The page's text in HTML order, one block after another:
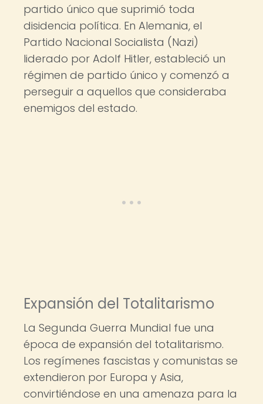
partido único que suprimió toda
disidencia política. En Alemania, el
Partido Nacional Socialista (Nazi)
liderado por Adolf Hitler, estableció un
régimen de partido único y comenzó a
perseguir a aquellos que consideraba
enemigos del estado.
Expansión del Totalitarismo
La Segunda Guerra Mundial fue una
época de expansión del totalitarismo.
Los regímenes fascistas y comunistas se
extendieron por Europa y Asia,
convirtiéndose en una amenaza para la